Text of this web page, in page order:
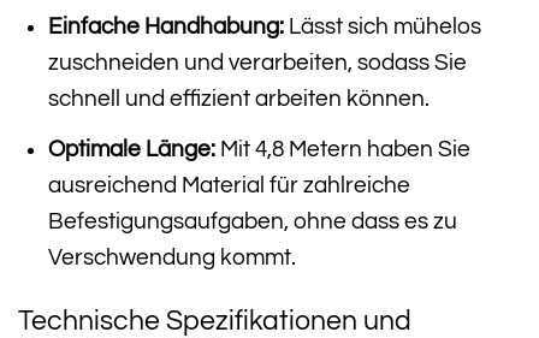
Einfache Handhabung:Lässt sich mühelos
zuschneiden und verarbeiten, sodass Sie
schnell und effizient arbeiten können.
Optimale Länge:Mit 4,8 Metern haben Sie
ausreichend Material für zahlreiche
Befestigungsaufgaben, ohne dass es zu
Verschwendung kommt.
Technische Spezifikationen und